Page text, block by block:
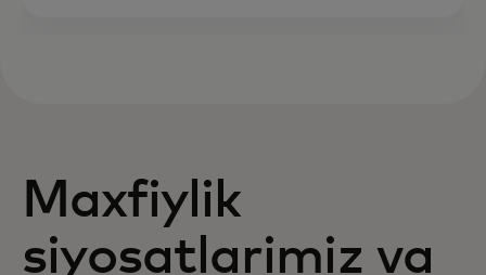
Maxfiylik
siyosatlarimiz va